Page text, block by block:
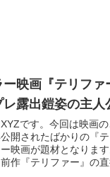
ー映画『テリフ
露出鎧姿の主人
です。今回は映画
開されたばかりの『
材となります。 原題が2となっ
作『テリファー』の直